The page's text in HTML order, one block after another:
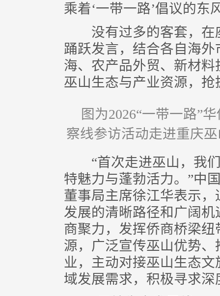
乘着‘一带一路’倡议的东
没有过多的客套，在
踊跃发言，结合各自海
海、农产品外贸、新材
巫山生态与产业资源，
图为2026“一带一路”
察线参访活动走进重庆
“首次走进巫山，我们
特魅力与蓬勃活力。”中
董事局主席徐江华表示
发展的清晰路径和广阔
商聚力，发挥侨商桥梁
源，广泛宣传巫山优势
业，主动对接巫山生态
域发展需求，积极寻求